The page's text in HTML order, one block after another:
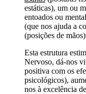
estáticas), um ou
entoados ou
(que nos ajuda a
(posições de
Esta estrutura
Nervoso, dá-nos
positiva com os
psicológicos),
nos à excelência